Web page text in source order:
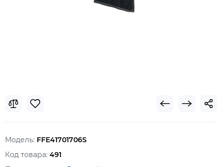
Модель: FFE41701706S
Код товара: 491